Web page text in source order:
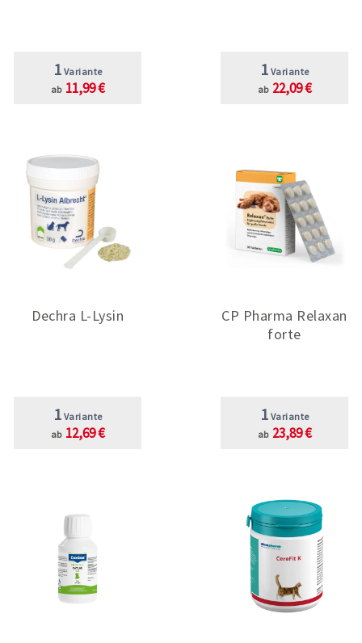
1 Variante
ab 11,99 €
1 Variante
ab 22,09 €
Dechra L-Lysin
1 Variante
ab 12,69 €
CP Pharma Relaxan
forte
1 Variante
ab 23,89 €